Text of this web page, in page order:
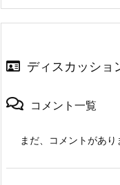
ディスカッショ
コメント一覧
まだ、コメントがあり